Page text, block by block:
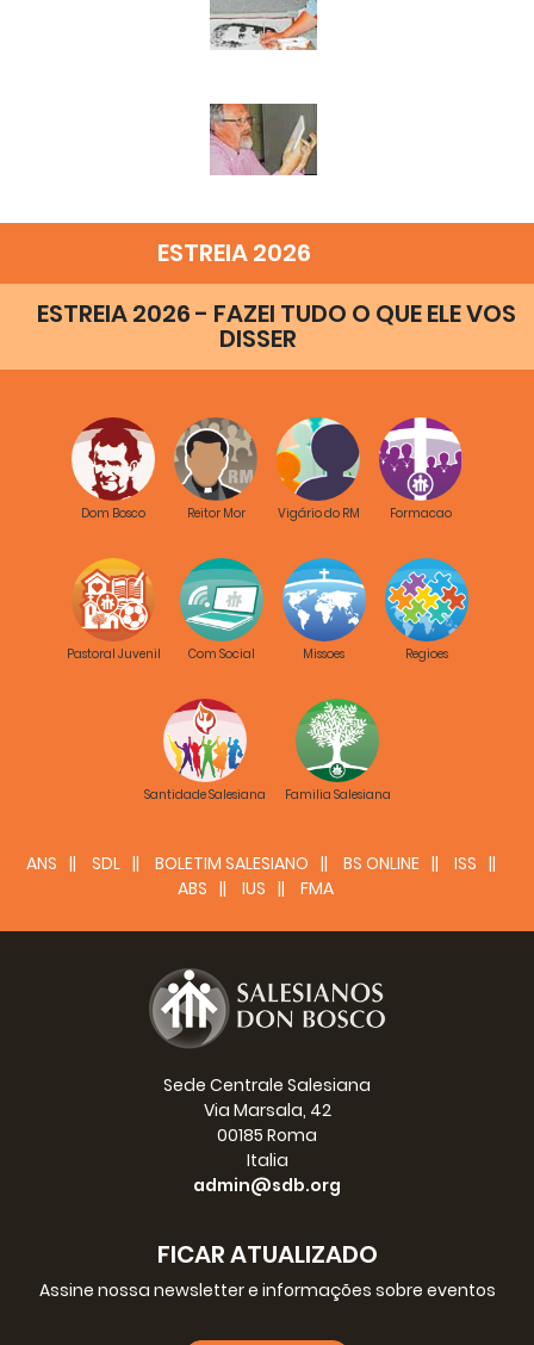
Projeto:
Centro de Formação Dom
ESTREIA 2026
ESTREIA 2026 - FAZEI TUDO O QUE ELE VOS
DISSER
Dom Bosco Reitor Mor Vigário do RM Formacao
Pastoral Juvenil Com Social Missoes Regioes
Santidade Salesiana Familia Salesiana
ANS SDL BOLETIM SALESIANO BS ONLINE
ISS
ABS
IUS FMA
Sede Centrale Salesiana
Via Marsala, 42
00185 Roma
Italia
admin@sdb.org
FICAR ATUALIZADO
Assine nossa newsletter e informações sobre eventos